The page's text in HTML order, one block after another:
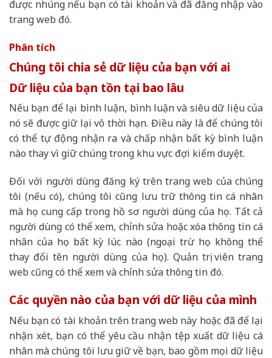
được nhúng nếu bạn có tài khoản và đã đăng nhập vào
trang web đó.
Phân tích
Chúng tôi chia sẻ dữ liệu của bạn với ai
Dữ liệu của bạn tồn tại bao lâu
Nếu bạn để lại bình luận, bình luận và siêu dữ liệu của
nó sẽ được giữ lại vô thời hạn. Điều này là để chúng tôi
có thể tự động nhận ra và chấp nhận bất kỳ bình luận
nào thay vì giữ chúng trong khu vực đợi kiểm duyệt.
Đối với người dùng đăng ký trên trang web của chúng
tôi (nếu có), chúng tôi cũng lưu trữ thông tin cá nhân
mà họ cung cấp trong hồ sơ người dùng của họ. Tất cả
người dùng có thể xem, chỉnh sửa hoặc xóa thông tin cá
nhân của họ bất kỳ lúc nào (ngoại trừ họ không thể
thay đổi tên người dùng của họ). Quản trị viên trang
web cũng có thể xem và chỉnh sửa thông tin đó.
Các quyền nào của bạn với dữ liệu của mình
Nếu bạn có tài khoản trên trang web này hoặc đã để lại
nhận xét, bạn có thể yêu cầu nhận tệp xuất dữ liệu cá
nhân mà chúng tôi lưu giữ về bạn, bao gồm mọi dữ liệu